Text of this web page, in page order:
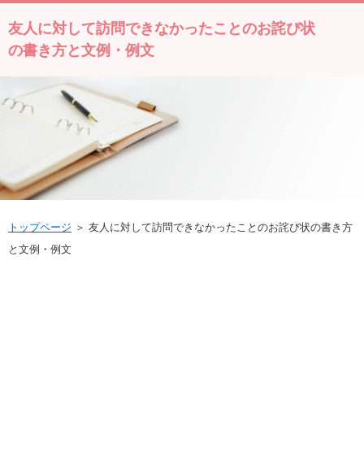
友人に対して訪問できなかったことのお詫び状
の書き方と文例・例文
トップページ ＞ 友人に対して訪問できなかったことのお詫び状の書き方
と文例・例文